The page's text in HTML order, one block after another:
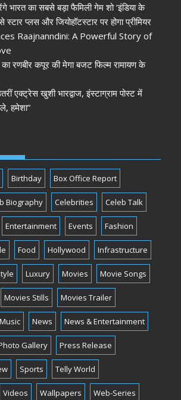
भारत का सबसे बड़ा फैमिली गेम शो ‘इंडिया के
प्लस और जियोहॉटस्टार पर होगा प्रीमियर
Raajnanndini: A Powerful Story of
का रणबीर कपूर की मेगा बजट फिल्म रामायण के
एक्ट्रेस खुशी भारद्वाज, इंस्टाग्राम पोस्ट में
हमेशा”
Birthday Box Office Report
Biography Celebrities Celeb Talk
Entertainment Events Fashion
Food Hollywood Infrastructure
Luxury Movies Movie Songs
Movies Stills Movies Trailer
Music News News & Entertainment
Gallery Press Release
Sports Telly World
Videos Wallpapers Web-Series